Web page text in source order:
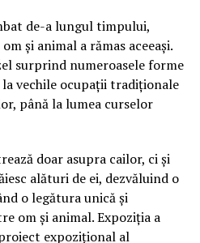
de-a lungul timpului,
și animal a rămas aceeași.
surprind numeroasele forme
vechile ocupații tradiționale
până la lumea curselor
doar asupra cailor, ci și
alături de ei, dezvăluind o
o legătura unică și
om și animal. Expoziția a
expozițional al